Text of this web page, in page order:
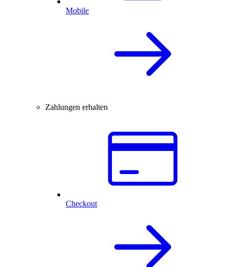
Mobile
Zahlungen erhalten
Checkout